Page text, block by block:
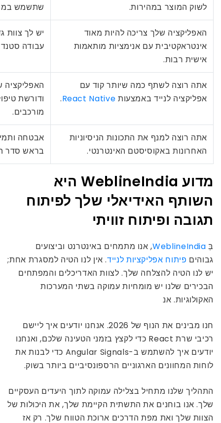
לשוק המוצר במהירות.
שתשמש
האפליקציה שלך צריכה להיות מאוד
אינטראקטיבית עם אנימציות מותאמות
אישית רבות.
יש לך צוות
עבודה
אתה רוצה לשתף כמה שיותר קוד עם
אפליקציה לנייד באמצעות React Native
.
האפליקציה
ודורשת
מורכבים.
אתה רוצה למנף את התכונות הניסיוניות
האחרונות באקוסיסטם האינטרנטי.
אבטחה
בראש סדר
מדוע WeblineIndia היא
השותף האידיאלי שלך לפיתוח
תגובה ופיתוח זוויתי
בְּ WeblineIndia, אנו מתמחים באינטרנט וביצועים
גבוהים פיתוח אפליקציות לנייד. אין לנו הטיה למסגרת אחת;
יש לנו הטיה להצלחה שלך. לצוות האדריכלים והמפתחים
הבכירים שלנו יש מומחיות עמוקה בשתי המערכות
האקולוגיות. אנ
חנו מבינים את הנוף של 2026. אנחנו יודעים איך ליישם
רכיבי שרת React כדי לקצץ בזמני הטעינה שלכם, ואנחנו
יודעים איך להשתמש ב-Angular Signals כדי לבנות את
לוחות המחוונים הארגוניים הרספונסיביים ביותר בשוק.
התהליך שלנו מתחיל בצלילה עמוקה לתוך היעדים העסקיים
שלך. אנו בוחנים את התשתית הקיימת שלך, את היכולות של
הצוות שלך ואת מפת הדרכים ארוכת הטווח שלך. רק אז